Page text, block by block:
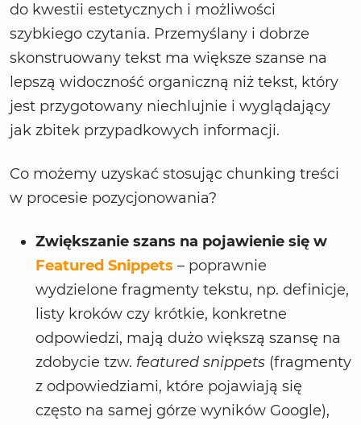
do kwestii estetycznych i możliwości
szybkiego czytania. Przemyślany i dobrze
skonstruowany tekst ma większe szanse na
lepszą widoczność organiczną niż tekst, który
jest przygotowany niechlujnie i wyglądający
jak zbitek przypadkowych informacji.
Co możemy uzyskać stosując chunking treści
w procesie pozycjonowania?
Zwiększanie szans na pojawienie się w
Featured Snippets – poprawnie
wydzielone fragmenty tekstu, np. definicje,
listy kroków czy krótkie, konkretne
odpowiedzi, mają dużo większą szansę na
zdobycie tzw. featured snippets (fragmenty
z odpowiedziami, które pojawiają się
często na samej górze wyników Google),